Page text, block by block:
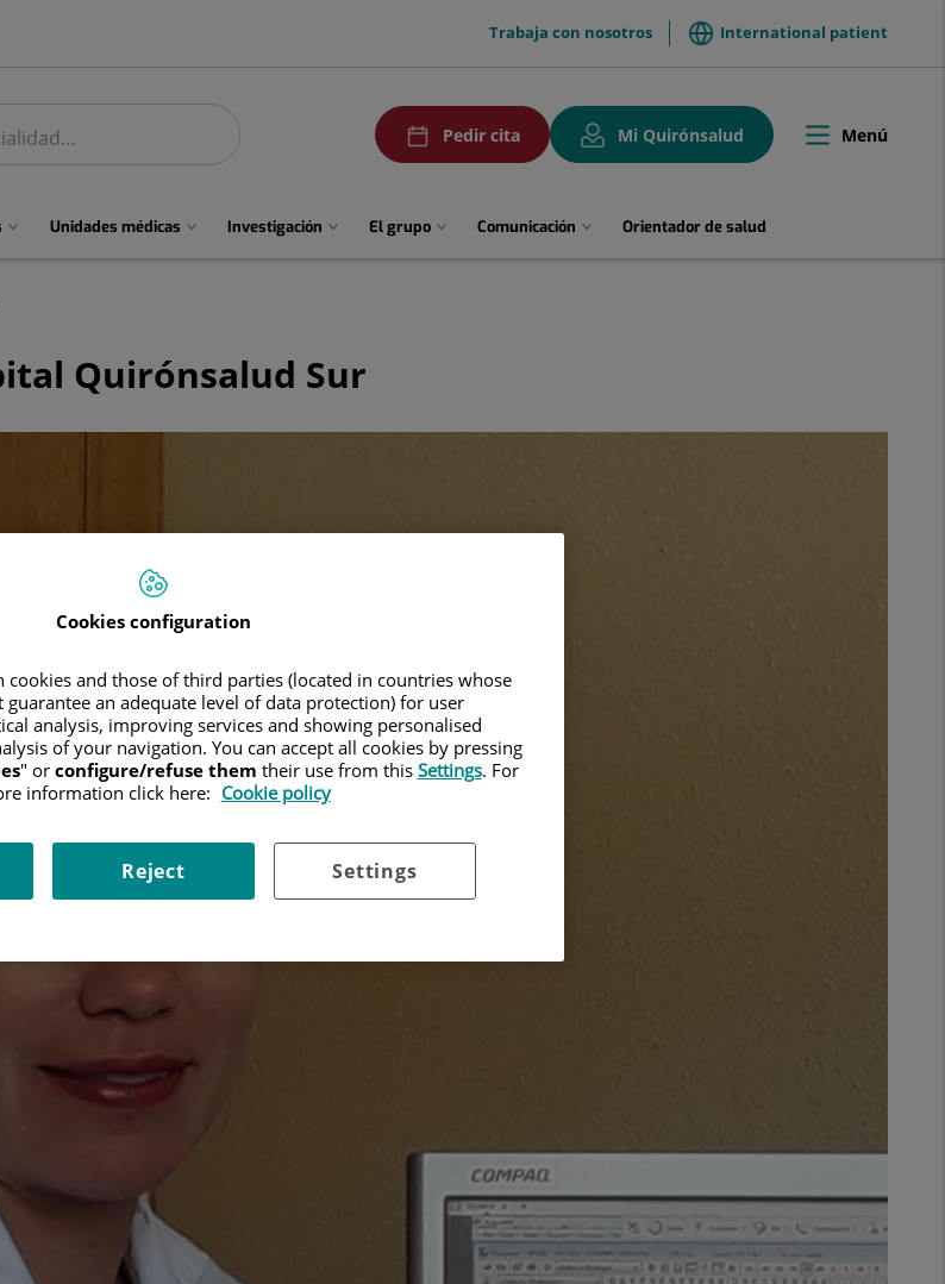
menuTop
Trabaja con nosotros International patient
menuPedirCita
Pedir cita
Mi Quirónsalud
Toggle
Menú
Unidades médicas Investigación El grupo Comunicación Orientador de salud
Quirónsalud Sur
Cookies configuration
cookies and those of third parties (located in countries whose
guarantee an adequate level of data protection) for user
analysis, improving services and showing personalised
of your navigation. You can accept all cookies by pressing
" or configure/refuse them their use from this Settings. For
information click here: Cookie policy
Settings
Reject